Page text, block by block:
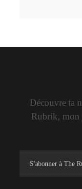
Découvre ta
Rubrik, mon